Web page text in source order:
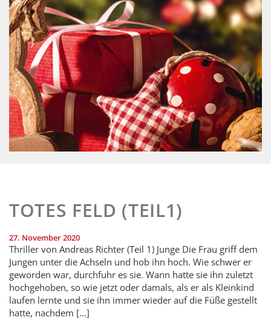
TOTES FELD (TEIL1)
27. November 2020
Thriller von Andreas Richter (Teil 1) Junge Die Frau griff dem
Jungen unter die Achseln und hob ihn hoch. Wie schwer er
geworden war, durchfuhr es sie. Wann hatte sie ihn zuletzt
hochgehoben, so wie jetzt oder damals, als er als Kleinkind
laufen lernte und sie ihn immer wieder auf die Füße gestellt
hatte, nachdem […]